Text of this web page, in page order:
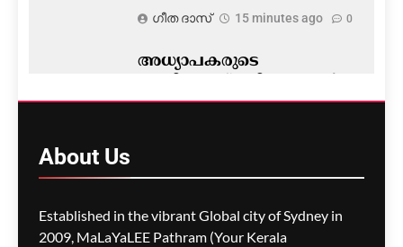
ഗീത ദാസ്‌ 15 minutes ago 0
അധ്യാപകരുടെ
പുതിയ ഓഫറുമായി
ഗീത ദാസ്‌ 24 minutes ago
About Us
Established in the vibrant Global city of Sydney in
2009, MaLaYaLEE Pathram (Your Kerala